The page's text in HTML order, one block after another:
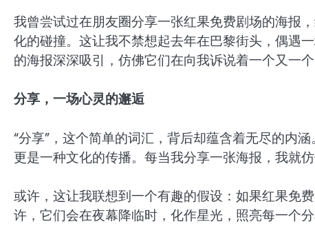
我曾尝试过在朋友圈分享一张红果免费剧场的海报
化的碰撞。这让我不禁想起去年在巴黎街头，偶遇
的海报深深吸引，仿佛它们在向我诉说着一个又一个
分享，一场心灵的邂逅
“分享”，这个简单的词汇，背后却蕴含着无尽的内
更是一种文化的传播。每当我分享一张海报，我就
或许，这让我联想到一个有趣的假设：如果红果免
许，它们会在夜幕降临时，化作星光，照亮每一个分